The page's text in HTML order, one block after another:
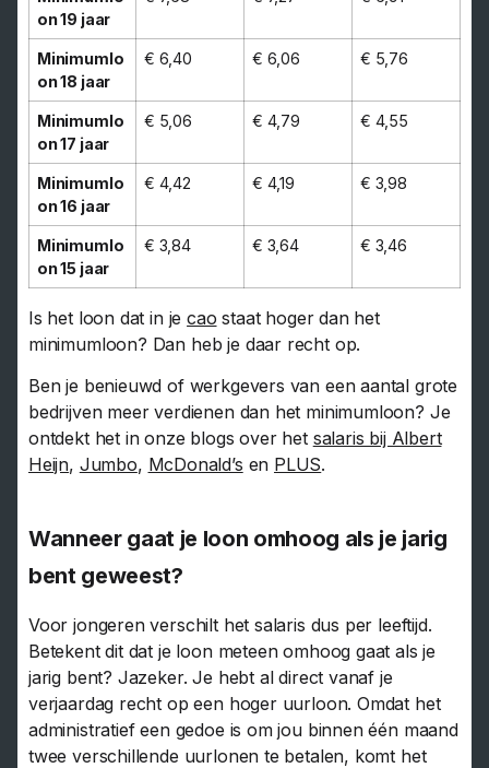
on 19 jaar
Minimumlo
on 18 jaar
€ 6,40 € 6,06 € 5,76
Minimumlo
on 17 jaar
€ 5,06 € 4,79 € 4,55
Minimumlo
on 16 jaar
€ 4,42 € 4,19 € 3,98
Minimumlo
on 15 jaar
€ 3,84 € 3,64 € 3,46
Is het loon dat in jecao staat hoger dan het
minimumloon? Dan heb je daar recht op.
Ben je benieuwd of werkgevers van een aantal grote
bedrijven meer verdienen dan het minimumloon? Je
ontdekt het in onze blogs over het salaris bij Albert
Heijn, Jumbo, McDonald’s en PLUS.
Wanneer gaat je loon omhoog als je jarig
bent geweest?
Voor jongeren verschilt het salaris dus per leeftijd.
Betekent dit dat je loon meteen omhoog gaat als je
jarig bent? Jazeker. Je hebt al direct vanaf je
verjaardag recht op een hoger uurloon. Omdat het
administratief een gedoe is om jou binnen één maand
twee verschillende uurlonen te betalen, komt het